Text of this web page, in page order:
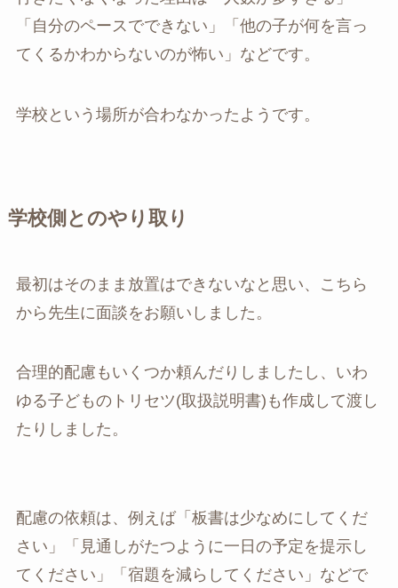
「自分のペースでできない」「他の子が何を言っ
てくるかわからないのが怖い」などです。
学校という場所が合わなかったようです。
学校側とのやり取り
最初はそのまま放置はできないなと思い、こちら
から先生に面談をお願いしました。
合理的配慮もいくつか頼んだりしましたし、いわ
ゆる子どものトリセツ(取扱説明書)も作成して渡し
たりしました。
配慮の依頼は、例えば「板書は少なめにしてくだ
さい」「見通しがたつように一日の予定を提示し
てください」「宿題を減らしてください」などで